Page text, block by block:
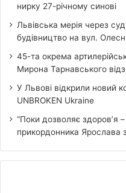
нирку 27-річному синові
Львівська мерія через
будівництво на вул.
45-та окрема
Мирона Тарнавського
У Львові відкрили новий
UNBROKEN Ukraine
“Поки дозволяє здоров’я
прикордонника Ярослава